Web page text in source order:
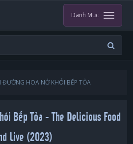
Danh Mục
ĐƯỜNG HOA NỞ KHÓI BẾP TỎA
Bếp Tỏa - The Delicious Food
Live (2023)